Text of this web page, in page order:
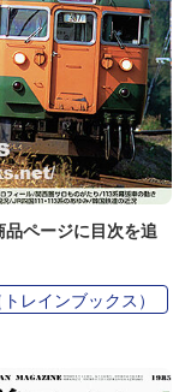
ページに目次を追
レインブックス）